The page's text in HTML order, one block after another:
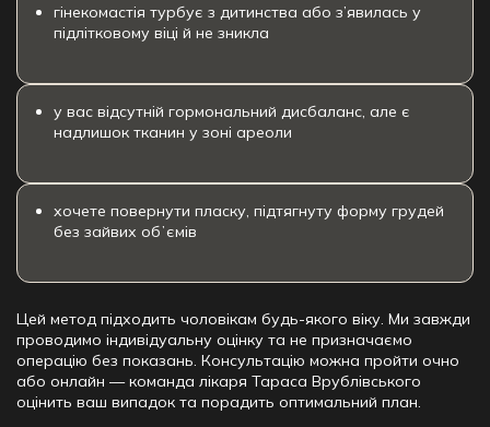
гінекомастія турбує з дитинства або з’явилась у
підлітковому віці й не зникла
у вас відсутній гормональний дисбаланс, але є
надлишок тканин у зоні ареоли
хочете повернути пласку, підтягнуту форму грудей
без зайвих обʼємів
Цей метод підходить чоловікам будь-якого віку. Ми завжди
проводимо індивідуальну оцінку та не призначаємо
операцію без показань. Консультацію можна пройти очно
або онлайн — команда лікаря Тараса Врублівського
оцінить ваш випадок та порадить оптимальний план.